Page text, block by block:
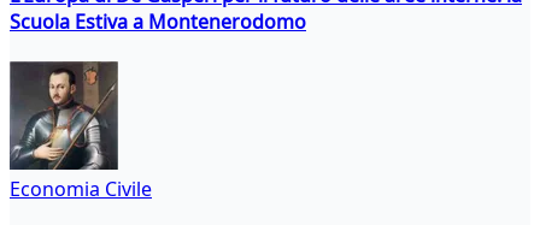
Scuola Estiva a Montenerodomo
Economia Civile